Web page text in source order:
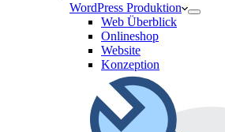
WordPress Produktion
Web Überblick
Onlineshop
Website
Konzeption